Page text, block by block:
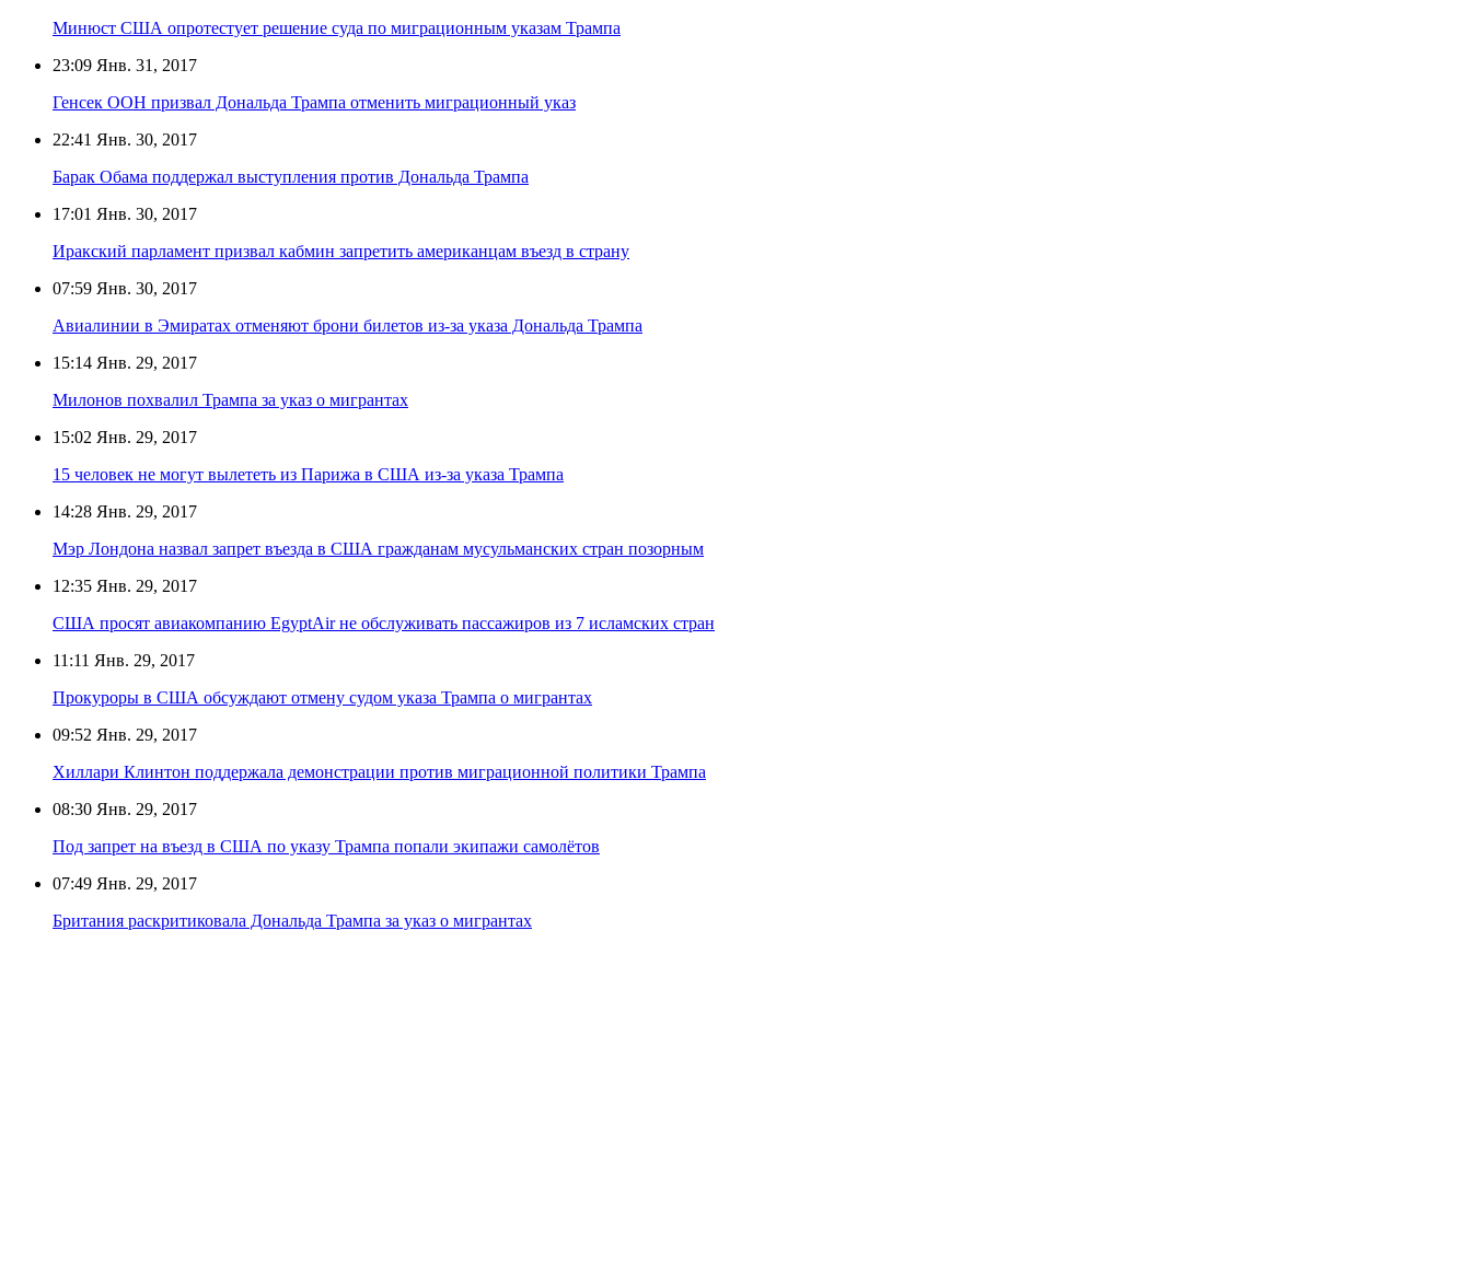
Минюст США опротестует решение суда по миграционным указам Трампа
23:09 Янв. 31, 2017
Генсек ООН призвал Дональда Трампа отменить миграционный указ
22:41 Янв. 30, 2017
Барак Обама поддержал выступления против Дональда Трампа
17:01 Янв. 30, 2017
Иракский парламент призвал кабмин запретить американцам въезд в страну
07:59 Янв. 30, 2017
Авиалинии в Эмиратах отменяют брони билетов из-за указа Дональда Трампа
15:14 Янв. 29, 2017
Милонов похвалил Трампа за указ о мигрантах
15:02 Янв. 29, 2017
15 человек не могут вылететь из Парижа в США из-за указа Трампа
14:28 Янв. 29, 2017
Мэр Лондона назвал запрет въезда в США гражданам мусульманских стран позорным
12:35 Янв. 29, 2017
США просят авиакомпанию EgyptAir не обслуживать пассажиров из 7 исламских стран
11:11 Янв. 29, 2017
Прокуроры в США обсуждают отмену судом указа Трампа о мигрантах
09:52 Янв. 29, 2017
Хиллари Клинтон поддержала демонстрации против миграционной политики Трампа
08:30 Янв. 29, 2017
Под запрет на въезд в США по указу Трампа попали экипажи самолётов
07:49 Янв. 29, 2017
Британия раскритиковала Дональда Трампа за указ о мигрантах